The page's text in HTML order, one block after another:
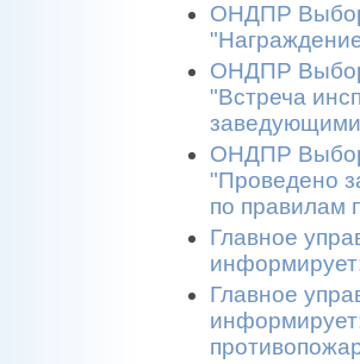
ОНДПР
ОНДПР
"Встреча
ОНДПР
"Проведено
по правилам
Главное
Главное